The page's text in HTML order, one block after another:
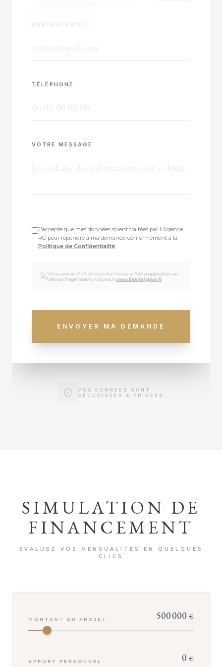
ADRESSE EMAIL
TÉLÉPHONE
VOTRE MESSAGE
J'accepte que mes données soient traitées par l'Agence
RG pour répondre à ma demande conformément à la
Politique de Confidentialité
Vous avez le droit de vous inscrire sur la liste d'opposition au
démarchage téléphonique sur www.bloctel.gouv.fr.
ENVOYER MA DEMANDE
VOS DONNÉES SONT
SÉCURISÉES & PRIVÉES
SIMULATION DE
FINANCEMENT
ÉVALUEZ VOS MENSUALITÉS EN QUELQUES
CLICS
MONTANT DU PROJET 500 000 €
APPORT PERSONNEL 0 €